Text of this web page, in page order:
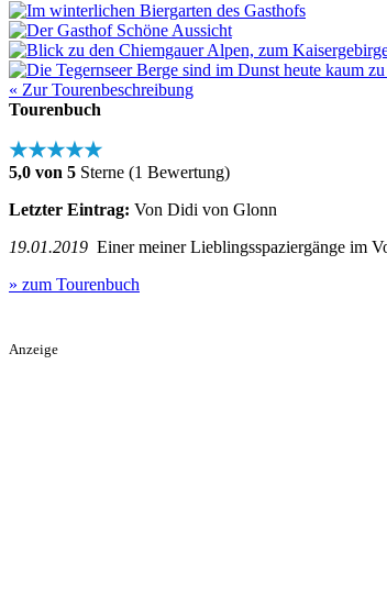
« Zur Tourenbeschreibung
Tourenbuch
★★★★★
5,0 von 5 Sterne (1 Bewertung)
Letzter Eintrag: Von Didi von Glonn
19.01.2019 Einer meiner Lieblingsspaziergänge im
» zum Tourenbuch
Anzeige